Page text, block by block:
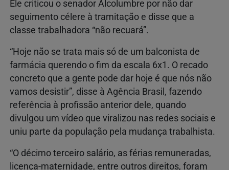
Ele criticou o senador Alcolumbre por não dar
seguimento célere à tramitação e disse que a
classe trabalhadora “não recuará”.
“Hoje não se trata mais só de um balconista de
farmácia querendo o fim da escala 6x1. O recado
concreto que a gente pode dar hoje é que nós não
vamos desistir”, disse à Agência Brasil, fazendo
referência à profissão anterior dele, quando
divulgou um vídeo que viralizou nas redes sociais e
uniu parte da população pela mudança trabalhista.
“O décimo terceiro salário, as férias remuneradas,
licença-maternidade, entre outros direitos, foram